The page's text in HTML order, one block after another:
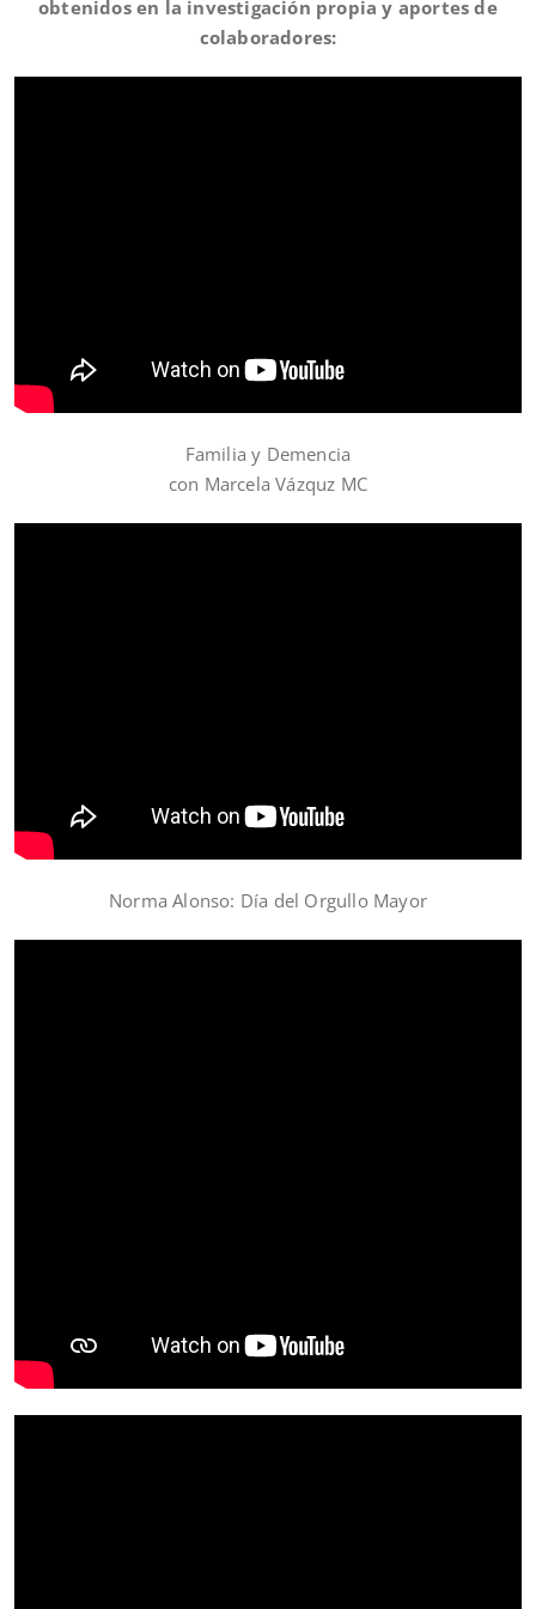
obtenidos en la investigación propia y aportes de
colaboradores:
Familia y Demencia
con Marcela Vázquz MC
Norma Alonso: Día del Orgullo Mayor